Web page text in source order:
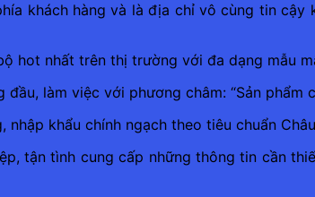
khách hàng và là địa chỉ vô cùng tin
hot nhất trên thị trường với đa dạng mẫu
làm việc với phương châm: “Sản
khẩu chính ngạch theo tiêu chuẩn
tận tình cung cấp những thông tin cần